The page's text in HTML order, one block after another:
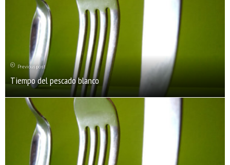
Previous post
Tiempo del pescado blanco